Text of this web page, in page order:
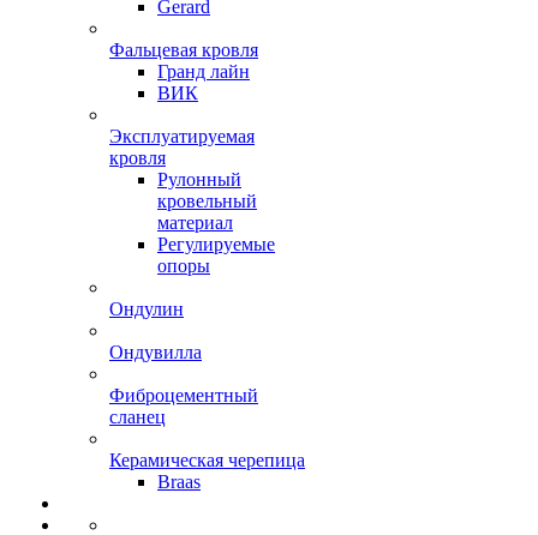
Gerard
Фальцевая кровля
Гранд лайн
ВИК
Эксплуатируемая
кровля
Рулонный
кровельный
материал
Регулируемые
опоры
Ондулин
Ондувилла
Фиброцементный
сланец
Керамическая черепица
Braas